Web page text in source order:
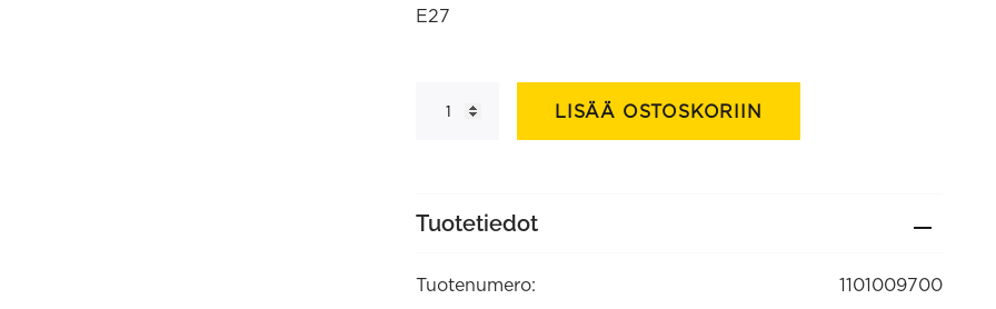
E27
suora
E27
LISÄÄ OSTOSKORIIN
Tuotetiedot
Tuotenumero: 1101009700